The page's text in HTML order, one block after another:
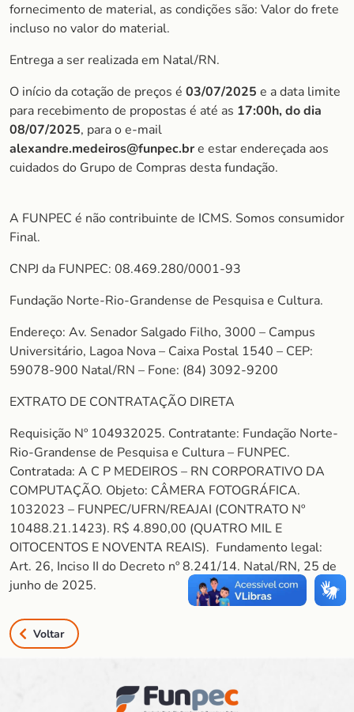
fornecimento de material, as condições são: Valor do frete
incluso no valor do material.
Entrega a ser realizada em Natal/RN.
O início da cotação de preços é 03/07/2025 e a data limite
para recebimento de propostas é até as 17:00h, do dia
08/07/2025, para o e-mail
alexandre.medeiros@funpec.bre estar endereçada aos
cuidados do Grupo de Compras desta fundação.
A FUNPEC é não contribuinte de ICMS. Somos consumidor
Final.
CNPJ da FUNPEC: 08.469.280/0001-93
Fundação Norte-Rio-Grandense de Pesquisa e Cultura.
Endereço: Av. Senador Salgado Filho, 3000 – Campus
Universitário, Lagoa Nova – Caixa Postal 1540 – CEP:
59078-900 Natal/RN – Fone: (84) 3092-9200
EXTRATO DE CONTRATAÇÃO DIRETA
Requisição Nº 104932025. Contratante: Fundação Norte-
Rio-Grandense de Pesquisa e Cultura – FUNPEC.
Contratada: A C P MEDEIROS – RN CORPORATIVO DA
COMPUTAÇÃO. Objeto: CÂMERA FOTOGRÁFICA.
1032023 – FUNPEC/UFRN/REAJAI (CONTRATO Nº
10488.21.1423). R$ 4.890,00 (QUATRO MIL E
OITOCENTOS E NOVENTA REAIS). Fundamento legal:
Art. 26, Inciso II do Decreto nº 8.241/14. Natal/RN, 25 de
junho de 2025.
Voltar